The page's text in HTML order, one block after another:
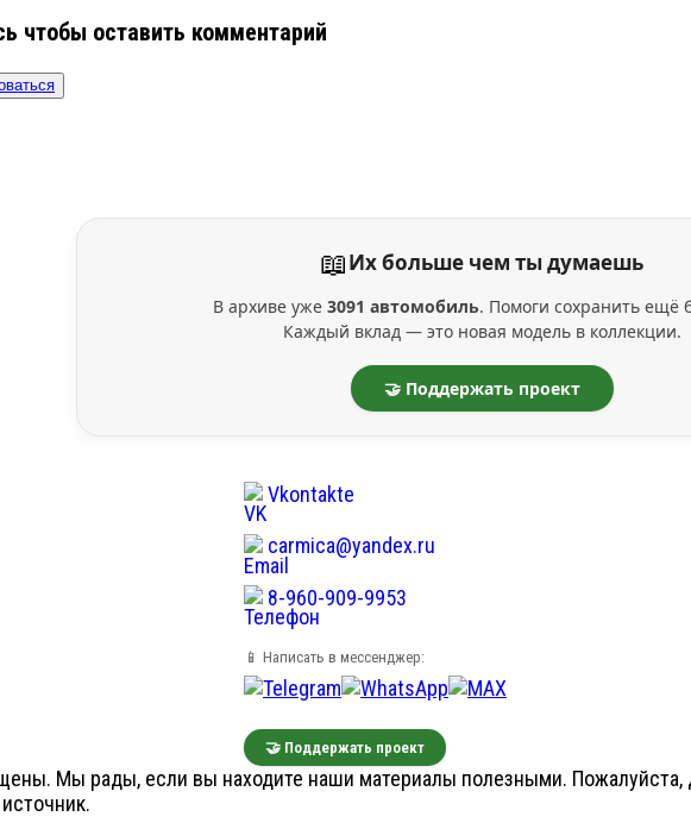
чтобы оставить комментарий
📖Их больше чем ты думаешь
В архиве уже 3091 автомобиль. Помоги сохранить ещё
Каждый вклад — это новая модель в коллекции.
🤝 Поддержать проект
Vkontakte
carmica@yandex.ru
8-960-909-9953
📱 Написать в мессенджер:
🤝 Поддержать проект
Мы рады, если вы находите наши материалы полезными. Пожалуйста,